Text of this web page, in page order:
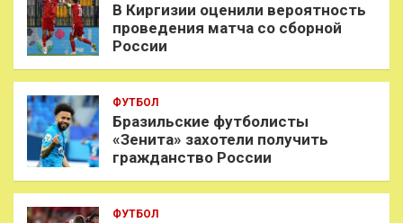
В Киргизии оценили вероятность
проведения матча со сборной
России
ФУТБОЛ
Бразильские футболисты
«Зенита» захотели получить
гражданство России
ФУТБОЛ